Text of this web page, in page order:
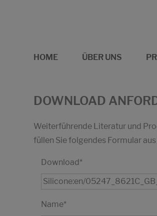
HOME ÜBER UNS
DOWNLOAD
Weiterführende Literatur und
füllen Sie folgendes Formular
Download*
Name*